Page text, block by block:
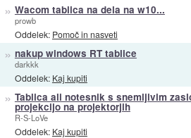
» Wacom tablica na dela na w10...
prowb
Oddelek: Pomoč in nasveti
» nakup windows RT tablice
darkkk
Oddelek: Kaj kupiti
» Tablica ali notesnik s snemljivim
projekcijo na projektorjih
R-S-LoVe
Oddelek: Kaj kupiti